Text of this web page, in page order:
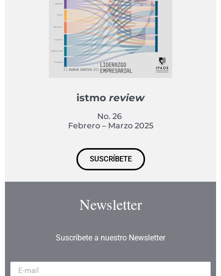
istmo review
No. 26
Febrero – Marzo 2025
SUSCRÍBETE
Newsletter
Suscríbete a nuestro Newsletter